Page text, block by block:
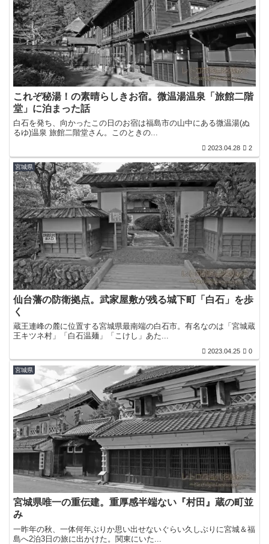
これぞ秘湯！の素晴らしきお宿。微温湯温泉「旅館二階
堂」に泊まった話
白石を発ち、向かったこの日のお宿は福島市の山中にある微温湯(ぬ
るゆ)温泉 旅館二階堂さん。このときの...
2023.04.28 2
宮城県
仙台藩の防衛拠点。武家屋敷が残る城下町「白石」を歩
く
蔵王連峰の麓に位置する宮城県最南端の白石市。有名なのは「宮城蔵
王キツネ村」「白石温麺」「こけし」あた...
2023.04.25 0
宮城県
宮城県唯一の重伝建。重厚感半端ない『村田』蔵の町並
み
一昨年の秋、一体何年ぶりか思い出せないぐらい久しぶりに宮城＆福
島へ2泊3日の旅に出かけた。関東にいた...